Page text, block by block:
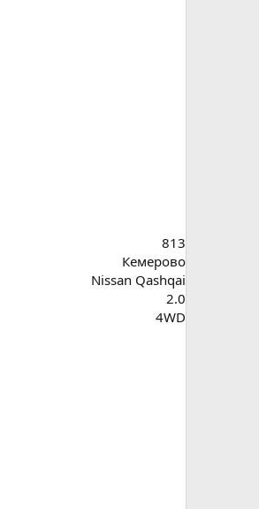
813
Кемерово
Nissan Qashqai
2.0
4WD